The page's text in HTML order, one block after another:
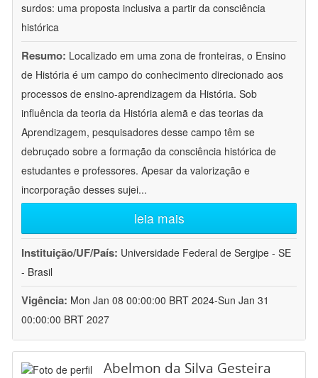
surdos: uma proposta inclusiva a partir da consciência
histórica
Resumo: Localizado em uma zona de fronteiras, o Ensino
de História é um campo do conhecimento direcionado aos
processos de ensino-aprendizagem da História. Sob
influência da teoria da História alemã e das teorias da
Aprendizagem, pesquisadores desse campo têm se
debruçado sobre a formação da consciência histórica de
estudantes e professores. Apesar da valorização e
incorporação desses sujei...
leia mais
Instituição/UF/País: Universidade Federal de Sergipe - SE
- Brasil
Vigência: Mon Jan 08 00:00:00 BRT 2024-Sun Jan 31
00:00:00 BRT 2027
Abelmon da Silva Gesteira